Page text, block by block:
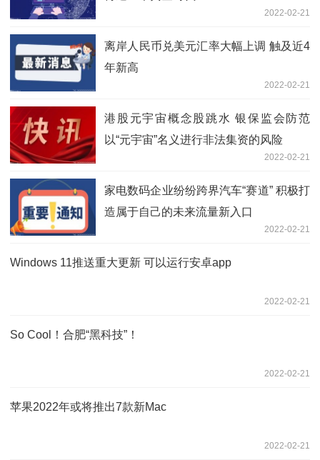
2022-02-21
离岸人民币兑美元汇率大幅上调 触及近4
年新高
2022-02-21
港股元宇宙概念股跳水 银保监会防范
以“元宇宙”名义进行非法集资的风险
2022-02-21
家电数码企业纷纷跨界汽车“赛道” 积极打
造属于自己的未来流量新入口
2022-02-21
Windows 11推送重大更新 可以运行安卓app
2022-02-21
So Cool！合肥“黑科技”！
2022-02-21
苹果2022年或将推出7款新Mac
2022-02-21